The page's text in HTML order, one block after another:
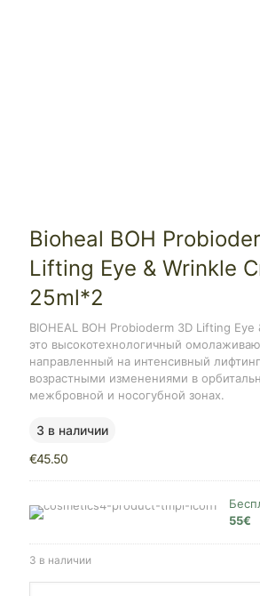
Bioheal BOH
Lifting Eye & Wrinkle
25ml*2
BIOHEAL BOH Probioderm 3D Lifting
это высокотехнологичный
направленный на интенсивный
возрастными изменениями в
межбровной и носогубной зонах.
3 в наличии
€45.50
55€
3 в наличии